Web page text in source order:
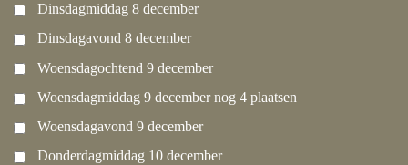
Dinsdagmiddag 8 december
Dinsdagavond 8 december
Woensdagochtend 9 december
Woensdagmiddag 9 december nog 4 plaatsen
Woensdagavond 9 december
Donderdagmiddag 10 december